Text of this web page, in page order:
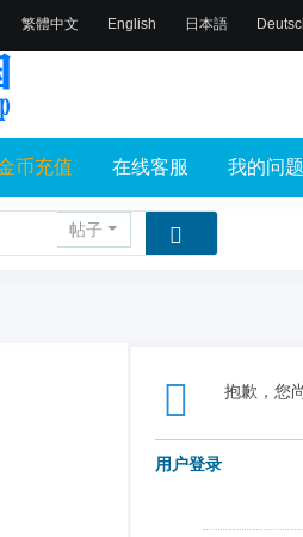
繁體中文 English 日本語
币充值 在线客服 我的问题
帖子
抱歉，您
用户登录